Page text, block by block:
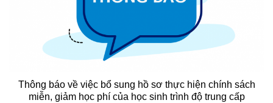
Thông báo về việc bổ sung hồ sơ thực hiện chính sách
miễn, giảm học phí của học sinh trình độ trung cấp